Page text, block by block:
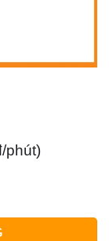
phút)
Thay Pin Giá